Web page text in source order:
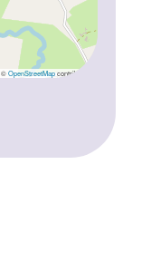
©OpenStreetMapcontributors